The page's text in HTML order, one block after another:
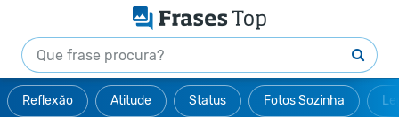
Reflexão Atitude Status Fotos Sozinha